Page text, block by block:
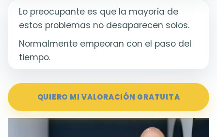
Lo preocupante es que la mayoría de
estos problemas no desaparecen solos.
Normalmente empeoran con el paso del
tiempo.
QUIERO MI VALORACIÓN GRATUITA